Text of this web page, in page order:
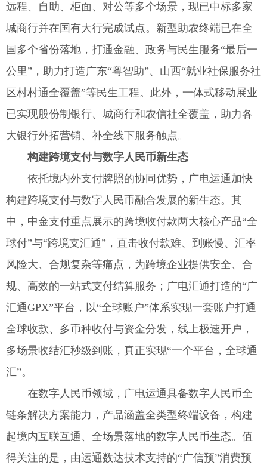
远程、自助、柜面、对公等多个场景，现已中标多家
城商行并在国有大行完成试点。新型助农终端已在全
国多个省份落地，打通金融、政务与民生服务“最后一
公里”，助力打造广东“粤智助”、山西“就业社保服务社
区村村通全覆盖”等民生工程。此外，一体式移动展业
已实现股份制银行、城商行和农信社全覆盖，助力各
大银行外拓营销、补全线下服务触点。
构建跨境支付与数字人民币新生态
依托境内外支付牌照的协同优势，广电运通加快
构建跨境支付与数字人民币融合发展的新生态。其
中，中金支付重点展示的跨境收付款两大核心产品“全
球付”与“跨境支汇通”，直击收付款难、到账慢、汇率
风险大、合规复杂等痛点，为跨境企业提供安全、合
规、高效的一站式支付结算服务；广电汇通打造的“广
汇通GPX”平台，以“全球账户”体系实现一套账户打通
全球收款、多币种收付与资金分发，线上极速开户，
多场景收结汇秒级到账，真正实现“一个平台，全球通
汇”。
在数字人民币领域，广电运通具备数字人民币全
链条解决方案能力，产品涵盖全类型终端设备，构建
起境内互联互通、全场景落地的数字人民币生态。值
得关注的是，由运通数达技术支持的“广信预”消费预